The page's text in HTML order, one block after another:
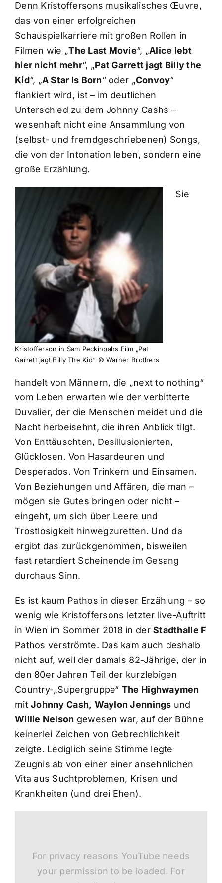
Denn Kristoffersons musikalisches Œuvre,
das von einer erfolgreichen
Schauspielkarriere mit großen Rollen in
Filmen wie „The Last Movie“, „Alice lebt
hier nicht mehr“, „Pat Garrett jagt Billy the
Kid“, „A Star Is Born“ oder „Convoy“
flankiert wird, ist – im deutlichen
Unterschied zu dem Johnny Cashs –
wesenhaft nicht eine Ansammlung von
(selbst- und fremdgeschriebenen) Songs,
die von der Intonation leben, sondern eine
große Erzählung.
Kristofferson in Sam Peckinpahs Film „Pat
Garrett jagt Billy The Kid“ © Warner Brothers
Sie
handelt von Männern, die „next to nothing“
vom Leben erwarten wie der verbitterte
Duvalier, der die Menschen meidet und die
Nacht herbeisehnt, die ihren Anblick tilgt.
Von Enttäuschten, Desillusionierten,
Glücklosen. Von Hasardeuren und
Desperados. Von Trinkern und Einsamen.
Von Beziehungen und Affären, die man –
mögen sie Gutes bringen oder nicht –
eingeht, um sich über Leere und
Trostlosigkeit hinwegzuretten. Und da
ergibt das zurückgenommen, bisweilen
fast retardiert Scheinende im Gesang
durchaus Sinn.
Es ist kaum Pathos in dieser Erzählung – so
wenig wie Kristoffersons letzter live-Auftritt
in Wien im Sommer 2018 in derStadthalle F
Pathos verströmte. Das kam auch deshalb
nicht auf, weil der damals 82-Jährige, der in
den 80er Jahren Teil der kurzlebigen
Country-„Supergruppe“ The Highwaymen
mitJohnny Cash, Waylon Jennings und
Willie Nelson gewesen war, auf der Bühne
keinerlei Zeichen von Gebrechlichkeit
zeigte. Lediglich seine Stimme legte
Zeugnis ab von einer einer ansehnlichen
Vita aus Suchtproblemen, Krisen und
Krankheiten (und drei Ehen).
For privacy reasons YouTube needs
your permission to be loaded. For